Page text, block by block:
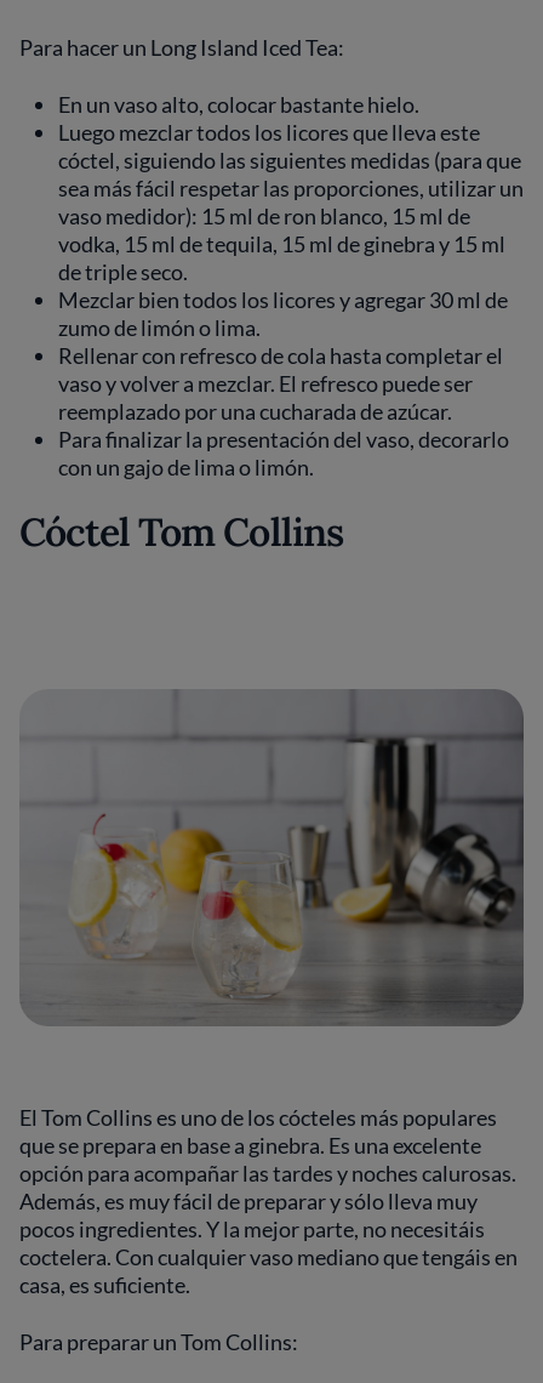
Para hacer un Long Island Iced Tea:
En un vaso alto, colocar bastante hielo.
Luego mezclar todos los licores que lleva este
cóctel, siguiendo las siguientes medidas (para que
sea más fácil respetar las proporciones, utilizar un
vaso medidor): 15 ml de ron blanco, 15 ml de
vodka, 15 ml de tequila, 15 ml de ginebra y 15 ml
de triple seco.
Mezclar bien todos los licores y agregar 30 ml de
zumo de limón o lima.
Rellenar con refresco de cola hasta completar el
vaso y volver a mezclar. El refresco puede ser
reemplazado por una cucharada de azúcar.
Para finalizar la presentación del vaso, decorarlo
con un gajo de lima o limón.
Cóctel Tom Collins
El Tom Collins es uno de los cócteles más populares
que se prepara en base a ginebra. Es una excelente
opción para acompañar las tardes y noches calurosas.
Además, es muy fácil de preparar y sólo lleva muy
pocos ingredientes. Y la mejor parte, no necesitáis
coctelera. Con cualquier vaso mediano que tengáis en
casa, es suficiente.
Para preparar un Tom Collins: